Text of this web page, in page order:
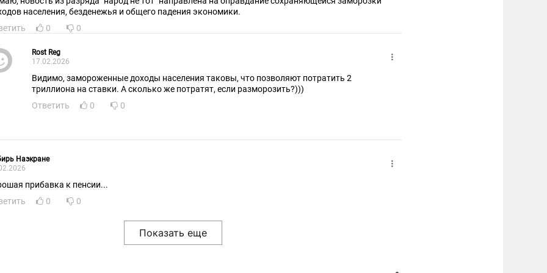
населения, безденежья и общего падения экономики.
0 0
Rost Reg
17.02.2026
Видимо, замороженные доходы населения таковы, что позволяют потратить 2
триллиона на ставки. А сколько же потратят, если разморозить?)))
Ответить
0 0
Наэкране
прибавка к пенсии...
0 0